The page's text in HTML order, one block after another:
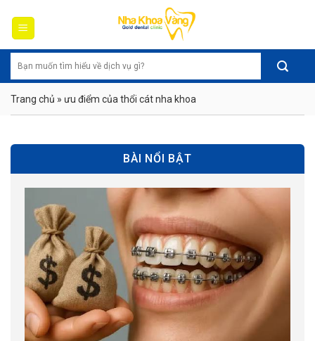
content
Trang chủ » ưu điểm của thổi cát nha khoa
BÀI NỔI BẬT